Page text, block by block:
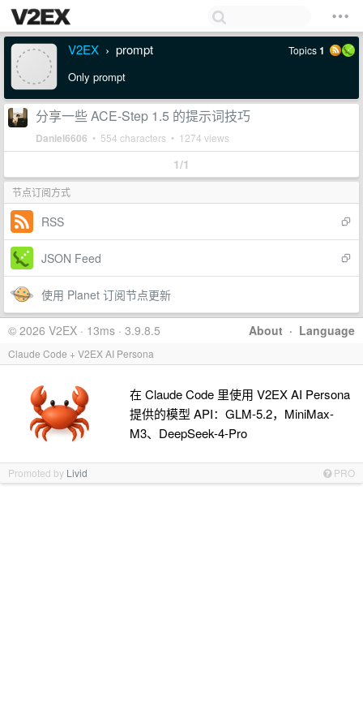
V2EX › prompt Topics1
Only prompt
分享一些 ACE-Step 1.5 的提示词技巧
Daniel6606 • 554 characters • 1274 views
1/1
节点订阅方式
RSS
JSON Feed
使用 Planet 订阅节点更新
About · Language
© 2026 V2EX · 13ms · 3.9.8.5
Claude Code + V2EX AI Persona
在 Claude Code 里使用 V2EX AI Persona
提供的模型 API：GLM-5.2，MiniMax-
M3、DeepSeek-4-Pro
Promoted by Livid PRO